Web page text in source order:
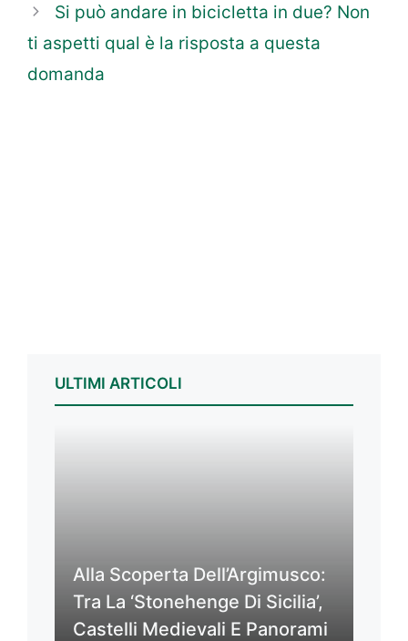
Si può andare in bicicletta in due? Non
ti aspetti qual è la risposta a questa
domanda
ULTIMI ARTICOLI
Alla Scoperta Dell’Argimusco:
Tra La ‘Stonehenge Di Sicilia’,
Castelli Medievali E Panorami